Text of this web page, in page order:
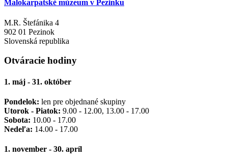
Malokarpatské múzeum v Pezinku
M.R. Štefánika 4
902 01 Pezinok
Slovenská republika
Otváracie hodiny
1. máj - 31. október
Pondelok: len pre objednané skupiny
Utorok - Piatok: 9.00 - 12.00, 13.00 - 17.00
Sobota: 10.00 - 17.00
Nedeľa: 14.00 - 17.00
1. november - 30. apríl